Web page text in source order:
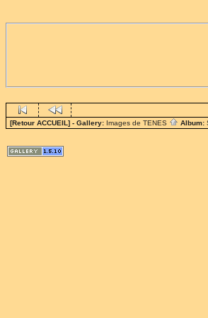
[Retour ACCUEIL] - Gallery: Images de TENES Album: